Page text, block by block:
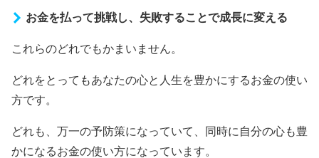
お金を払って挑戦し、失敗することで成長に変える
これらのどれでもかまいません。
どれをとってもあなたの心と人生を豊かにするお金の使い
方です。
どれも、万一の予防策になっていて、同時に自分の心も豊
かになるお金の使い方になっています。